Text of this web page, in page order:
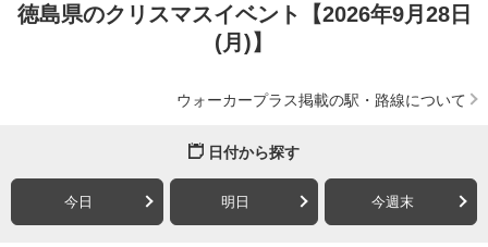
徳島県のクリスマスイベント【2026年9月28日
(月)】
ウォーカープラス掲載の駅・路線について
日付から探す
今日 明日 今週末